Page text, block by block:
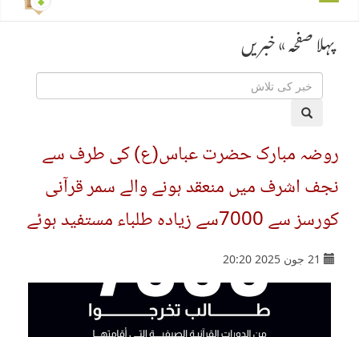
پہلا صفحہ»خبریں
روضہ مبارک حضرت عباس(ع) کی طرف سے
نجف اشرف میں منعقد ہونے والے سمر قرآنی
کورسز سے 7000سے زیادہ طلباء مستفید ہوئے
21 جون 2025 20:20